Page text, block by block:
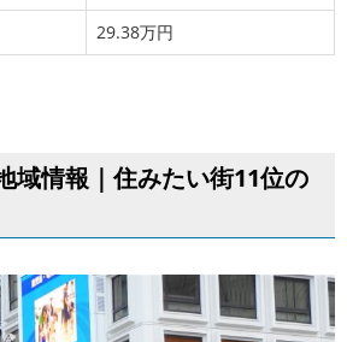
29.38万円
域情報｜住みたい街11位の